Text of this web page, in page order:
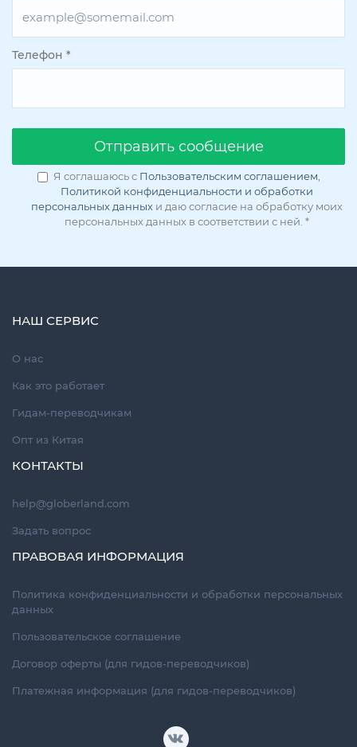
Телефон *
Oтправить сообщение
Я соглашаюсь с Пользовательским соглашением
Политикой конфиденциальности и обработки
персональных данныхи даю согласие на обработку моих
персональных данных в соответствии с ней. *
НАШ СЕРВИС
О нас
Как это работает
Гидам-переводчикам
Опт из Китая
КОНТАКТЫ
help@globerland.com
Задать вопрос
ПРАВОВАЯ ИНФОРМАЦИЯ
Политика конфиденциальности и обработки персональных
данных
Пользовательское соглашение
Договор оферты (для гидов-переводчиков)
Платежная информация (для гидов-переводчиков)